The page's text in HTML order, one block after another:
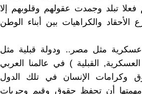
فعلا تبلد وجمدت عقولهم وقلوبهم إلا
الأحقاد والكراهيات بين أبناء الوطن
عسكرية مثل مصر.. ودولة قبلية مثل
القبلية ) في عالمنا العربي
وكرامات الإنسان في تلك الدول
مهمتها أن تحفظ حقوق وقيم وحريات